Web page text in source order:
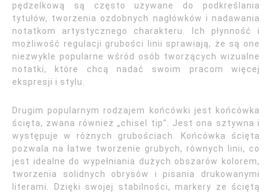
pędzelkową są często używane do podkreślania
tytułów, tworzenia ozdobnych nagłówków i nadawania
notatkom artystycznego charakteru. Ich płynność i
możliwość regulacji grubości linii sprawiają, że są one
niezwykle popularne wśród osób tworzących wizualne
notatki, które chcą nadać swoim pracom więcej
ekspresji i stylu.
Drugim popularnym rodzajem końcówki jest końcówka
ścięta, zwana również „chisel tip”. Jest ona sztywna i
występuje w różnych grubościach. Końcówka ścięta
pozwala na łatwe tworzenie grubych, równych linii, co
jest idealne do wypełniania dużych obszarów kolorem,
tworzenia solidnych obrysów i pisania drukowanymi
literami. Dzięki swojej stabilności, markery ze ściętą